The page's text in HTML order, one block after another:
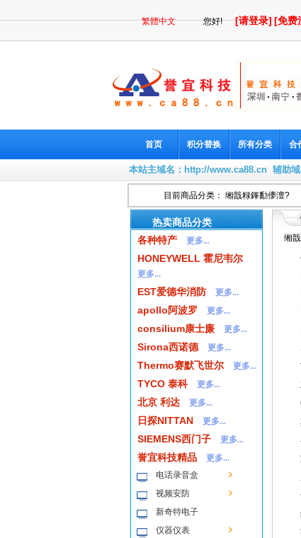
繁體中文 您好![请登录][免费
首页 积分替换 所有分类 合
本站主域名： http://www.ca88.cn 辅助域
目前商品分类： 缃戠粶鎽勫儚澶?
热卖商品分类
各种特产
更多...
HONEYWELL 霍尼韦尔
更多...
EST爱德华消防 更多...
apollo阿波罗 更多...
consilium康士廉 更多...
Sirona西诺德 更多...
Thermo赛默飞世尔 更多...
TYCO 泰科 更多...
北京 利达 更多...
日探NITTAN 更多...
SIEMENS西门子 更多...
誉宜科技精品
更多...
电话录音盒
视频安防
新奇特电子
仪器仪表
缃